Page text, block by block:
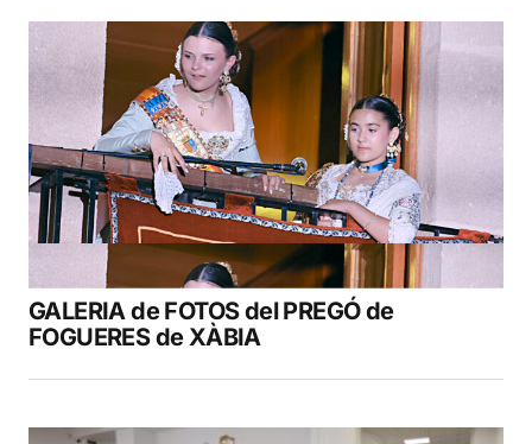
GALERIA de FOTOS del PREGÓ de
FOGUERES de XÀBIA